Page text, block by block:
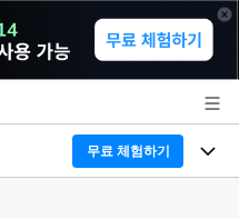
무료 체험하기